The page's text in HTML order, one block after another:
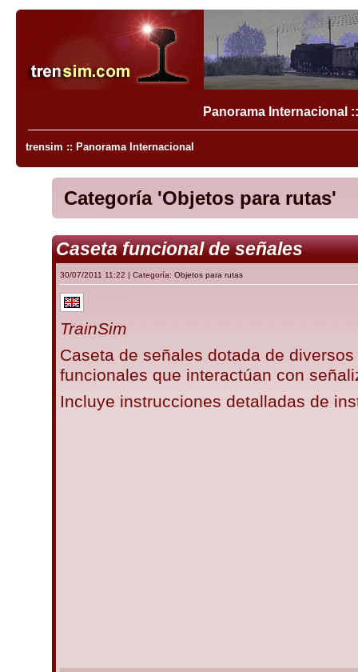
Panorama Internacional
trensim :: Panorama Internacional
Categoría 'Objetos para rutas'
Caseta funcional de señales
30/07/2011 11:22 | Categoría: Objetos para rutas
TrainSim
Caseta de señales dotada de
funcionales que interactúan con
Incluye instrucciones detalladas de